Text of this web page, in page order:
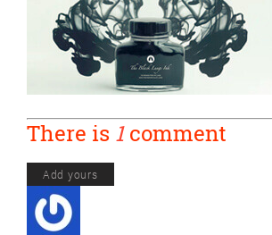
There is 1comment
Add yours